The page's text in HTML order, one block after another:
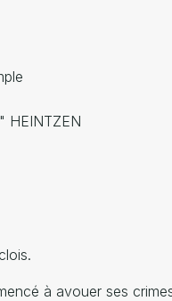
HEINTZEN
à avouer ses